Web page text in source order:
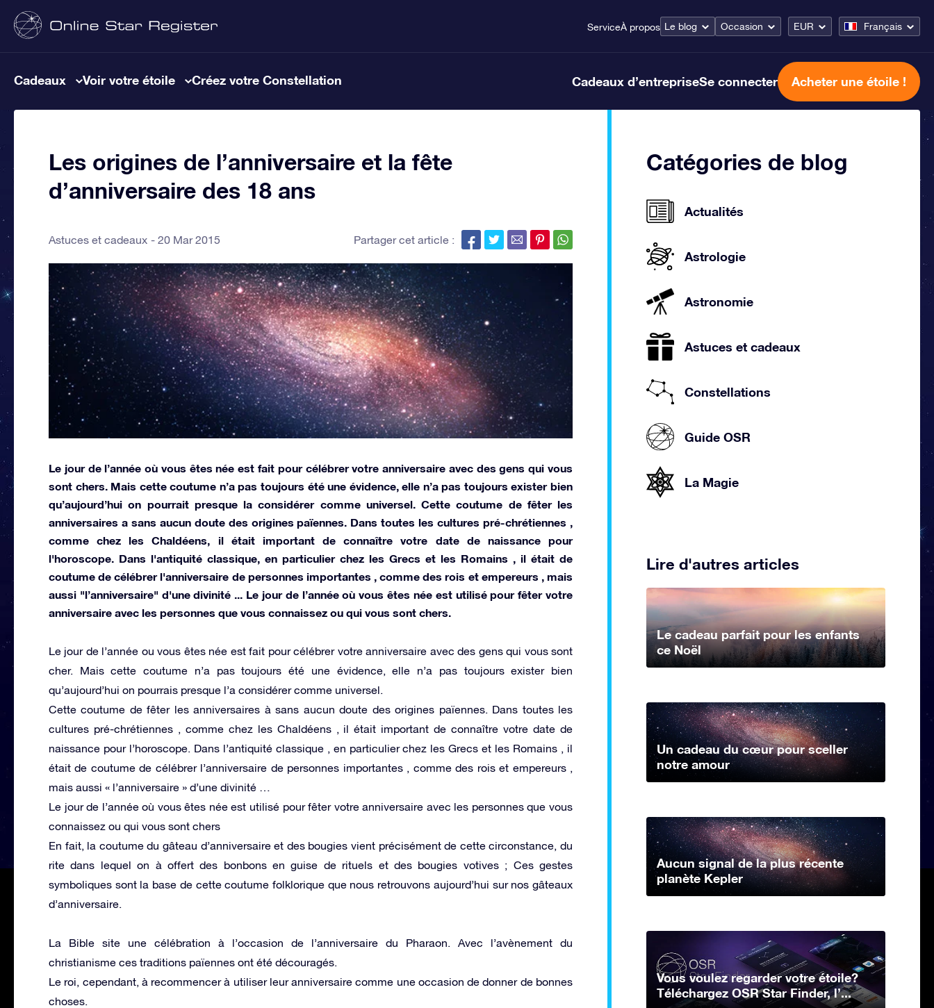
ServiceÀ propos Le blog Occasion EUR Français
Cadeaux Voir votre étoile Créez votre Constellation Cadeaux d’entrepriseSe connecter Acheter une étoile !
Les origines de l’anniversaire et la fête
d’anniversaire des 18 ans
Astuces et cadeaux 20 Mar 2015 Partager cet article :
Le jour de l’année où vous êtes née est fait pour célébrer votre anniversaire avec des gens qui vous
sont chers. Mais cette coutume n’a pas toujours été une évidence, elle n’a pas toujours exister bien
qu’aujourd’hui on pourrait presque la considérer comme universel. Cette coutume de fêter les
anniversaires a sans aucun doute des origines païennes. Dans toutes les cultures pré-chrétiennes ,
comme chez les Chaldéens, il était important de connaître votre date de naissance pour
l'horoscope. Dans l'antiquité classique, en particulier chez les Grecs et les Romains , il était de
coutume de célébrer l'anniversaire de personnes importantes , comme des rois et empereurs , mais
aussi "l’anniversaire" d'une divinité ... Le jour de l’année où vous êtes née est utilisé pour fêter votre
anniversaire avec les personnes que vous connaissez ou qui vous sont chers.
Le jour de l’année ou vous êtes née est fait pour célébrer votre anniversaire avec des gens qui vous sont
cher. Mais cette coutume n’a pas toujours été une évidence, elle n’a pas toujours exister bien
qu’aujourd’hui on pourrais presque l’a considérer comme universel.
Cette coutume de fêter les anniversaires à sans aucun doute des origines païennes. Dans toutes les
cultures pré-chrétiennes , comme chez les Chaldéens , il était important de connaître votre date de
naissance pour l’horoscope. Dans l’antiquité classique , en particulier chez les Grecs et les Romains , il
était de coutume de célébrer l’anniversaire de personnes importantes , comme des rois et empereurs ,
mais aussi « l’anniversaire » d’une divinité …
Le jour de l’année où vous êtes née est utilisé pour fêter votre anniversaire avec les personnes que vous
connaissez ou qui vous sont chers
En fait, la coutume du gâteau d’anniversaire et des bougies vient précisément de cette circonstance, du
rite dans lequel on à offert des bonbons en guise de rituels et des bougies votives ; Ces gestes
symboliques sont la base de cette coutume folklorique que nous retrouvons aujourd’hui sur nos gâteaux
d’anniversaire.
La Bible site une célébration à l’occasion de l’anniversaire du Pharaon. Avec l’avènement du
christianisme ces traditions païennes ont été découragés.
Le roi, cependant, à recommencer à utiliser leur anniversaire comme une occasion de donner de bonnes
choses.
Catégories de blog
Actualités
Astrologie
Astronomie
Astuces et cadeaux
Constellations
Guide OSR
La Magie
Lire d'autres articles
Le cadeau parfait pour les enfants
ce Noël
Un cadeau du cœur pour sceller
notre amour
Aucun signal de la plus récente
planète Kepler
Vous voulez regarder votre étoile?
Téléchargez OSR Star Finder, l’...